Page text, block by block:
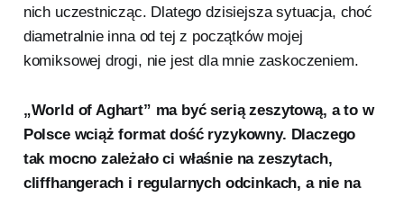
nich uczestnicząc. Dlatego dzisiejsza sytuacja, choć
diametralnie inna od tej z początków mojej
komiksowej drogi, nie jest dla mnie zaskoczeniem.
„World of Aghart” ma być serią zeszytową, a to w
Polsce wciąż format dość ryzykowny. Dlaczego
tak mocno zależało ci właśnie na zeszytach,
cliffhangerach i regularnych odcinkach, a nie na